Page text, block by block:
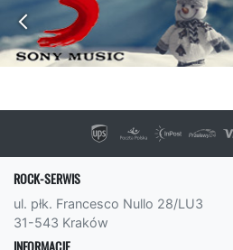
ROCK-SERWIS
ul. płk. Francesco Nullo 28/LU3
31-543 Kraków
INFORMACJE